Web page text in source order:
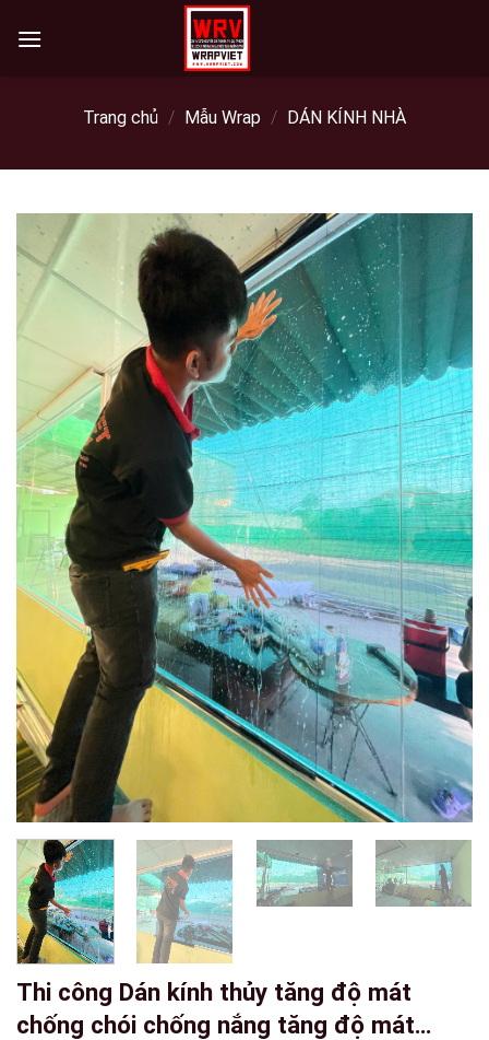
Trang chủ / Mẫu Wrap / DÁN KÍNH NHÀ
Thi công Dán kính thủy tăng độ mát
chống chói chống nắng tăng độ mát